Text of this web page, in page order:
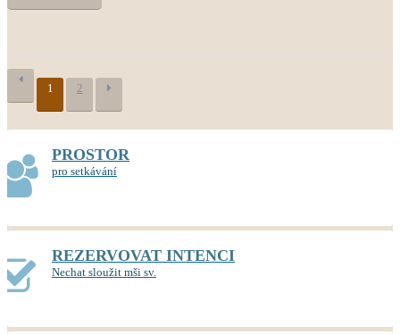
1 2
PROSTOR
pro setkávání
REZERVOVAT INTENCI
Nechat sloužit mši sv.